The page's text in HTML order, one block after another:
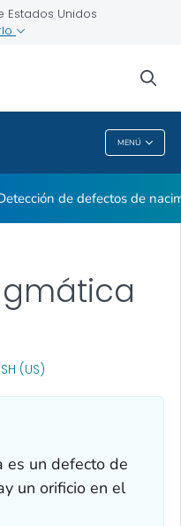
Estados Unidos
MENÚ
de defectos de
FOR DETAILS.
(US)
es un defecto de
un orificio en el